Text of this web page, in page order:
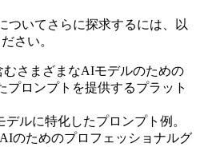
ついてさらに探求するには、以
さい。
むさまざまなAIモデルのための
プロンプトを提供するプラット
デルに特化したプロンプト例。
AIのためのプロフェッショナルグ